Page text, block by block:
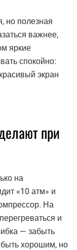
но полезная
важнее,
яркие
спокойно:
экран
при
на
«10 атм» и
На
и
— забыть
хорошим, но